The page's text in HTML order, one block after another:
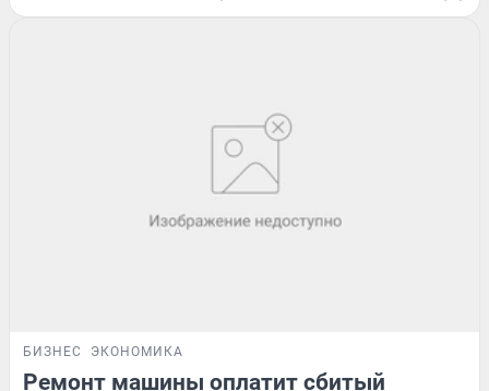
БИЗНЕС ЭКОНОМИКА
Ремонт машины оплатит сбитый